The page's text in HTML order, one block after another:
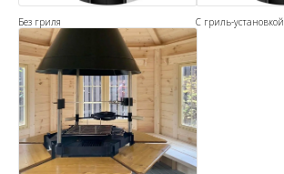
Без гриля С гриль-установкой